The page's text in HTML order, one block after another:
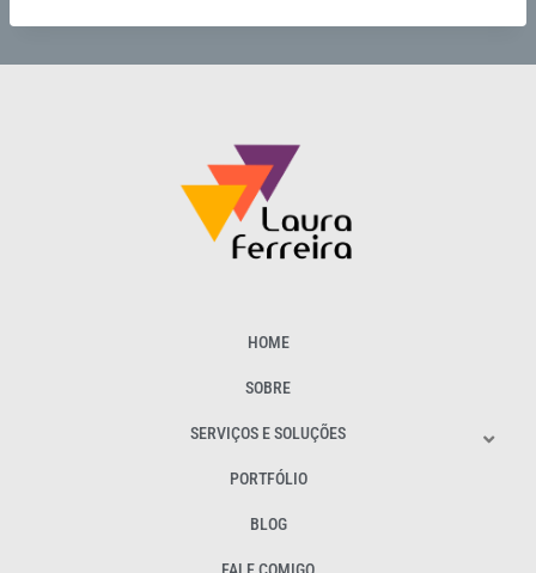
HOME
SOBRE
SERVIÇOS E SOLUÇÕES
PORTFÓLIO
BLOG
FALE COMIGO